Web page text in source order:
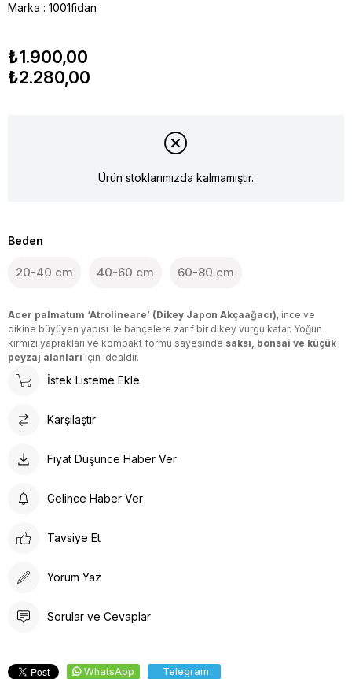
Marka : 1001fidan
₺1.900,00
₺2.280,00
Ürün stoklarımızda kalmamıştır.
Beden
20-40 cm 40-60 cm 60-80 cm
Acer palmatum ‘Atrolineare’ (Dikey Japon Akçaağacı), ince ve
dikine büyüyen yapısı ile bahçelere zarif bir dikey vurgu katar. Yoğun
kırmızı yaprakları ve kompakt formu sayesinde saksı, bonsai ve küçük
peyzaj alanları için idealdir.
İstek Listeme Ekle
Karşılaştır
Fiyat Düşünce Haber Ver
Gelince Haber Ver
Tavsiye Et
Yorum Yaz
Sorular ve Cevaplar
WhatsApp Telegram